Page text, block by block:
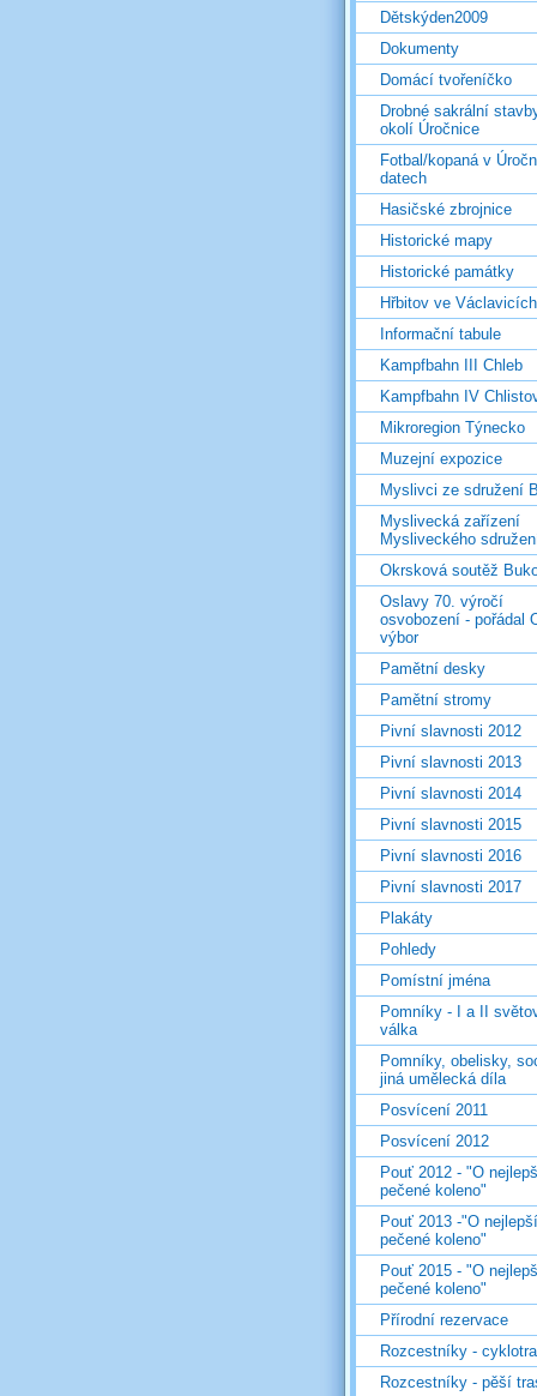
Dětskýden2009
Dokumenty
Domácí tvořeníčko
Drobné sakrální
okolí Úročnice
Fotbal/kopaná v
datech
Hasičské zbrojnice
Historické mapy
Historické památky
Hřbitov ve Václavicích
Informační tabule
Kampfbahn III Chleb
Kampfbahn IV
Mikroregion Týnecko
Muzejní expozice
Myslivci ze sdružení
Myslivecká zařízení
Mysliveckého
Okrsková soutěž
Oslavy 70. výročí
osvobození - pořádal
výbor
Pamětní desky
Pamětní stromy
Pivní slavnosti 2012
Pivní slavnosti 2013
Pivní slavnosti 2014
Pivní slavnosti 2015
Pivní slavnosti 2016
Pivní slavnosti 2017
Plakáty
Pohledy
Pomístní jména
Pomníky - I a II
válka
Pomníky, obelisky,
jiná umělecká díla
Posvícení 2011
Posvícení 2012
Pouť 2012 - "O
pečené koleno"
Pouť 2013 -"O nejlepší
pečené koleno"
Pouť 2015 - "O
pečené koleno"
Přírodní rezervace
Rozcestníky -
Rozcestníky - pěší